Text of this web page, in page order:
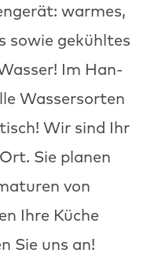
warmes,
sowie gekühltes
Im Han­
Wasser­sorten
Wir sind Ihr
Sie pla­nen
von
Ihre Küche
Sie uns an!